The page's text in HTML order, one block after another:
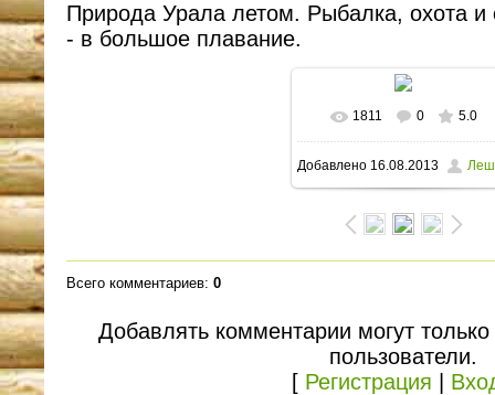
Природа Урала летом. Рыбалка, охота и
- в большое плавание.
В реальном размере
1600x1105/ 322.2Kb
1811 0 5.0
Добавлено16.08.2013
Всего комментариев: 0
Добавлять комментарии могут
пользователи.
[ Регистрация